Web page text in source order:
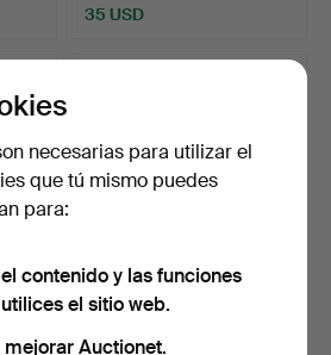
35 USD
DE
JARRÓN DE DISEÑO
HECHO DE COBRE-
necesarias para utilizar el
que tú mismo puedes
para:
contenido y las funciones
el sitio web.
Auctionet.